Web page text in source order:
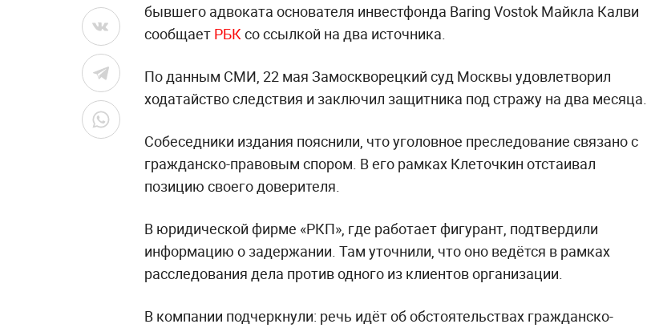
бывшего адвоката основателя инвестфонда Baring Vostok Майкла Калви
сообщает РБКсо ссылкой на два источника.
По данным СМИ, 22 мая Замоскворецкий суд Москвы удовлетворил
ходатайство следствия и заключил защитника под стражу на два месяца.
Собеседники издания пояснили, что уголовное преследование связано с
гражданско-правовым спором. В его рамках Клеточкин отстаивал
позицию своего доверителя.
В юридической фирме «РКП», где работает фигурант, подтвердили
информацию о задержании. Там уточнили, что оно ведётся в рамках
расследования дела против одного из клиентов организации.
В компании подчеркнули: речь идёт об обстоятельствах гражданско-